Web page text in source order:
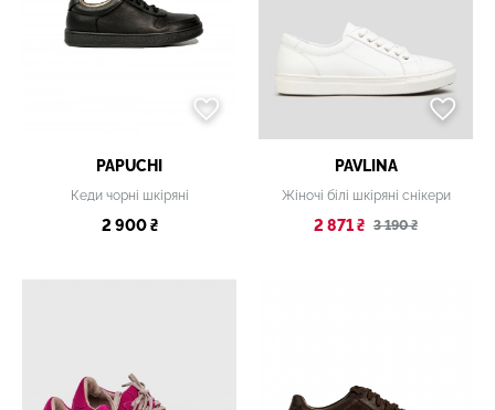
PAPUCHI
Кеди чорні шкіряні
2 900 ₴
PAVLINA
Жіночі білі шкіряні снікери
2 871 ₴ 3 190 ₴